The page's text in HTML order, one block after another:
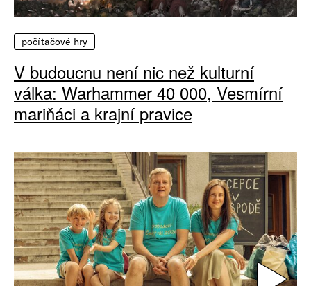
počítačové hry
V budoucnu není nic než kulturní
válka: Warhammer 40 000, Vesmírní
mariňáci a krajní pravice